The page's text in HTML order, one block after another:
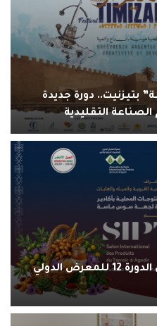
بتيزنيت.. دورة جديدة
التقليدية
أكادير تستعد لاحتضان الدورة 12 للمعرض الدولي